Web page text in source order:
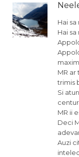
Hai
Hai
MR ar
trimis
Si
MR ii
Deci
Auzi